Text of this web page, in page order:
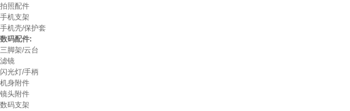
拍照配件
手机支架
手机壳/保护套
数码配件:
三脚架/云台
滤镜
闪光灯/手柄
机身附件
镜头附件
数码支架